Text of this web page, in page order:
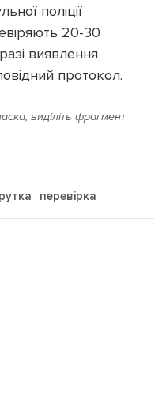
поліції
20-30
виявлення
протокол.
виділіть фрагмент
перевірка